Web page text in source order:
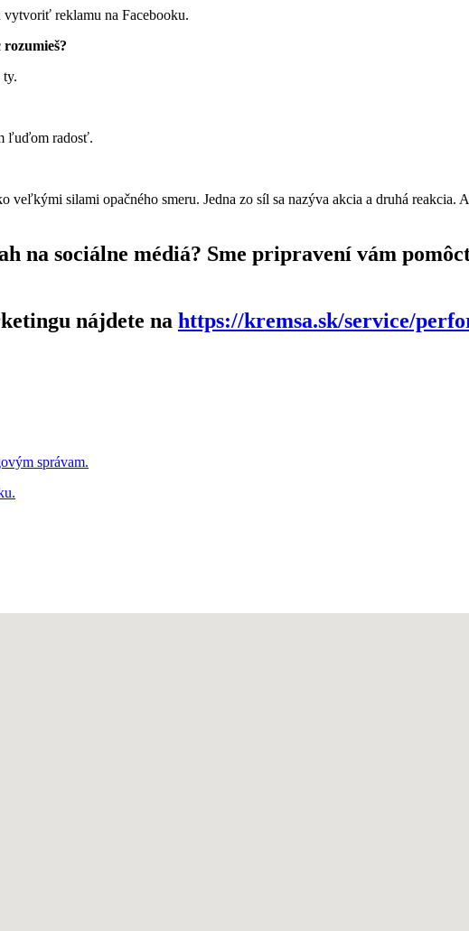
reklamu na Facebooku.
ty.
ľuďom radosť.
silami opačného smeru. Jedna zo síl sa nazýva akcia a druhá reakcia.
na sociálne médiá? Sme pripravení vám
nájdete na https://kremsa.sk/service/
správam.